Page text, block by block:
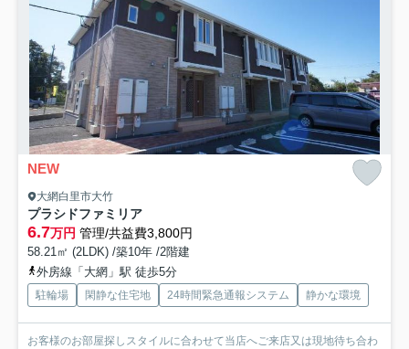
NEW
大網白里市大竹
プラシドファミリア
6.7万円 管理/共益費3,800円
58.21㎡ (2LDK) /築10年 /2階建
外房線「大網」駅 徒歩5分
駐輪場 閑静な住宅地 24時間緊急通報システム 静かな環境
お客様のお部屋探しスタイルに合わせて当店へご来店又は現地待ち合わ